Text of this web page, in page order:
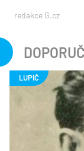
redakce G.cz